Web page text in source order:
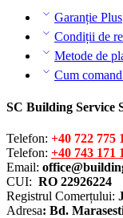
Garanție Plus
Condiții de
Metode de
Cum
SC Building Service
Telefon: +40 722 775
Telefon: +40 743 171
Email:
CUI: RO 22926224
Registrul Comerțului:
Adresa: Bd.